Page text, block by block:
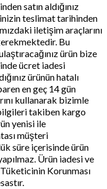
satın aldığınız
teslimat tarihinden
iletişim araçlarını
Bu
ürün bize
ücret iadesi
ürünün hatalı
en geç 14 gün
kullanarak bizimle
takiben kargo
yenisi ile
müşteri
süre içerisinde ürün
Ürün iadesi ve
Korunması